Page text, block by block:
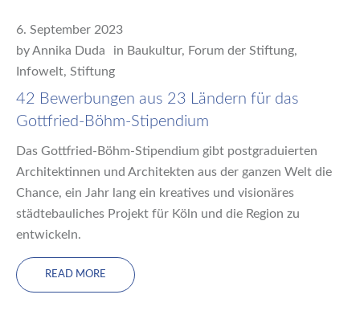
6. September 2023
byAnnika Duda in Baukultur, Forum der Stiftung,
Infowelt, Stiftung
42 Bewerbungen aus 23 Ländern für das
Gottfried-Böhm-Stipendium
Das Gottfried-Böhm-Stipendium gibt postgraduierten
Architektinnen und Architekten aus der ganzen Welt die
Chance, ein Jahr lang ein kreatives und visionäres
städtebauliches Projekt für Köln und die Region zu
entwickeln.
READ MORE